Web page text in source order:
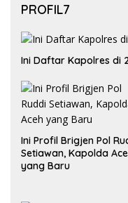
PROFIL7
Ini Daftar Kapolres di
Ini Profil Brigjen Pol
Setiawan, Kapolda
yang Baru